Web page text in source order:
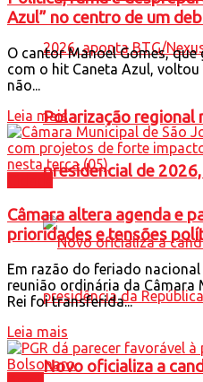
Polarização regional
presidencial de
Novo oficializa a
Azul” no centro de um
O cantor Manoel Gomes,
com o hit Caneta Azul,
não...
Leia mais
Câmara altera agenda e
prioridades e tensões
Em razão do feriado
reunião ordinária da Câmara
Rei foi transferida...
Leia mais